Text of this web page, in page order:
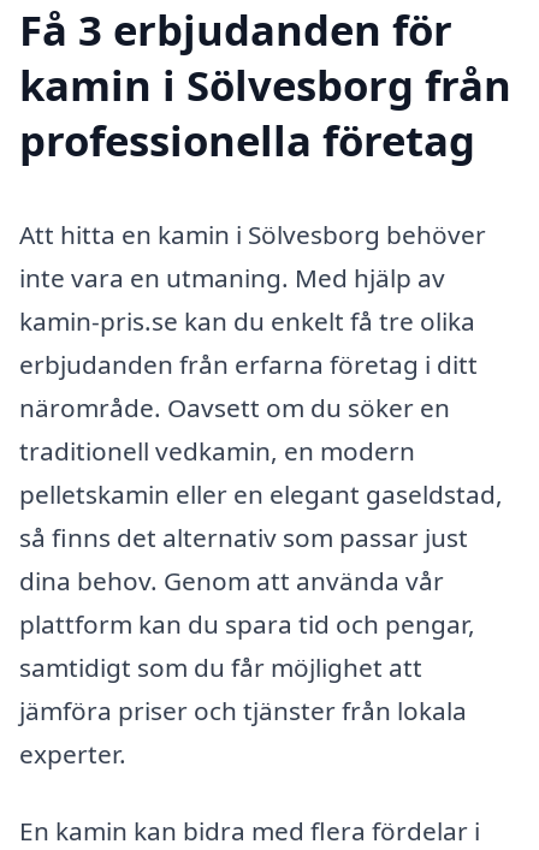
Få 3 erbjudanden för
kamin i Sölvesborg från
professionella företag
Att hitta en kamin i Sölvesborg behöver
inte vara en utmaning. Med hjälp av
kamin-pris.se kan du enkelt få tre olika
erbjudanden från erfarna företag i ditt
närområde. Oavsett om du söker en
traditionell vedkamin, en modern
pelletskamin eller en elegant gaseldstad,
så finns det alternativ som passar just
dina behov. Genom att använda vår
plattform kan du spara tid och pengar,
samtidigt som du får möjlighet att
jämföra priser och tjänster från lokala
experter.
En kamin kan bidra med flera fördelar i